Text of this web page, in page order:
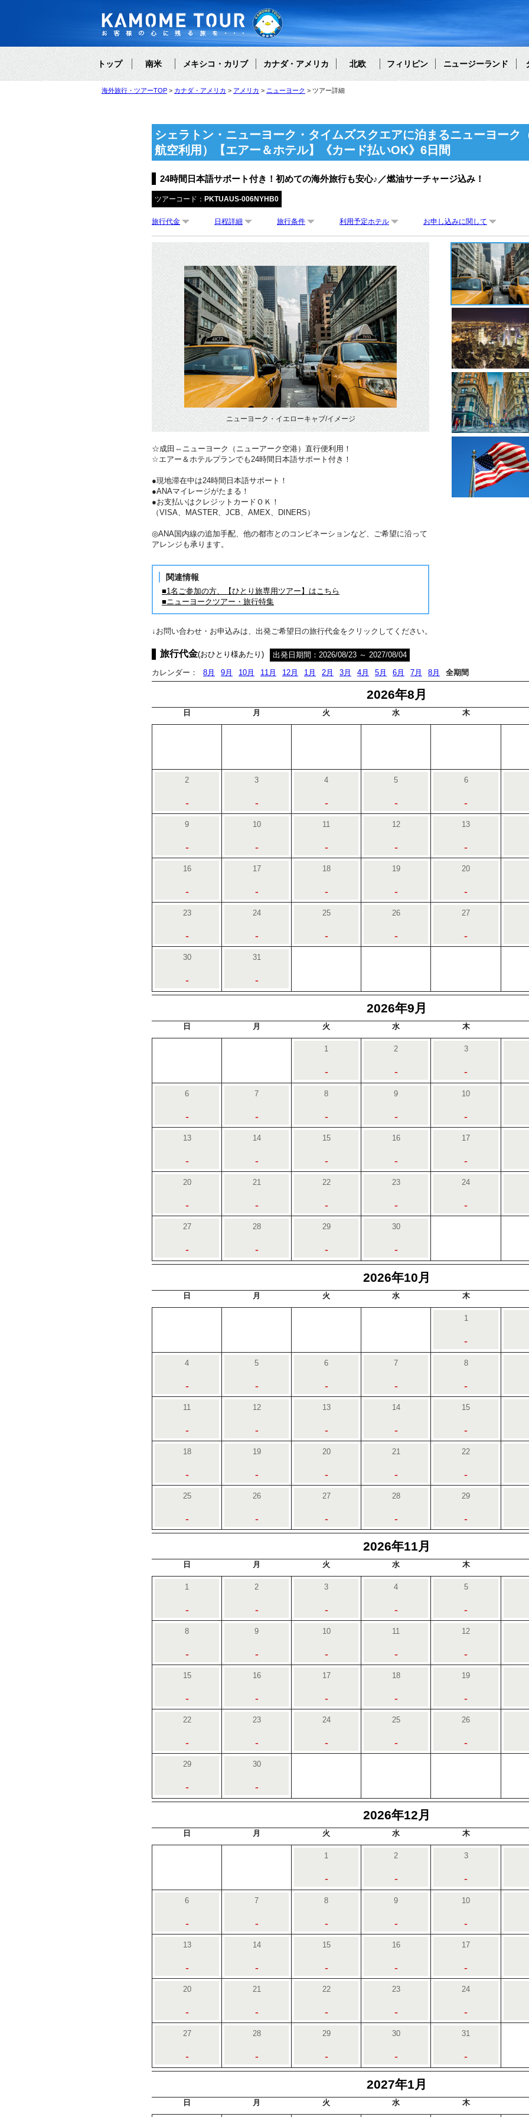
トップ 南米 メキシコ・カリブ カナダ・アメリカ 北欧 フィリピン ニュージーランド
海外旅行・ツアーTOP カナダ・アメリカ アメリカ ニューヨーク ツアー詳細
シェラトン・ニューヨーク・タイムズスクエアに泊まるニューヨーク
航空利用）【エアー＆ホテル】《カード払いOK》6日間
24時間日本語サポート付き！初めての海外旅行も安心♪／燃油サーチャージ込み！
ツアーコード： PKTUAUS-006NYHB0
旅行代金 日程詳細 旅行条件 利用予定ホテル お申し込みに関して
ニューヨーク・イエローキャブ/イメージ
☆成田⇔ニューヨーク（ニューアーク空港）直行便利用！
☆エアー＆ホテルプランでも24時間日本語サポート付き！
●現地滞在中は24時間日本語サポート！
●ANAマイレージがたまる！
●お支払いはクレジットカードＯＫ！
（VISA、MASTER、JCB、AMEX、DINERS）
◎ANA国内線の追加手配、他の都市とのコンビネーションなど、ご希望に沿って
アレンジも承ります。
関連情報
■1名ご参加の方、【ひとり旅専用ツアー】はこちら
■ニューヨークツアー・旅行特集
↓お問い合わせ・お申込みは、出発ご希望日の旅行代金をクリックしてください。
旅行代金(おひとり様あたり)
出発日期間：2026/08/23 ～ 2027/08/04
カレンダー：
8月 9月 10月 11月 12月 1月 2月 3月 4月 5月 6月 7月 8月 全期間
2026年8月
日 月 火 水 木
2
-
3
-
4
-
5
-
6
-
9
-
10
-
11
-
12
-
13
-
16
-
17
-
18
-
19
-
20
-
23
-
24
-
25
-
26
-
27
-
30
-
31
-
2026年9月
日 月 火 水 木
1
-
2
-
3
-
6
-
7
-
8
-
9
-
10
-
13
-
14
-
15
-
16
-
17
-
20
-
21
-
22
-
23
-
24
-
27
-
28
-
29
-
30
-
2026年10月
日 月 火 水 木
1
-
4
-
5
-
6
-
7
-
8
-
11
-
12
-
13
-
14
-
15
-
18
-
19
-
20
-
21
-
22
-
25
-
26
-
27
-
28
-
29
-
2026年11月
日 月 火 水 木
1
-
2
-
3
-
4
-
5
-
8
-
9
-
10
-
11
-
12
-
15
-
16
-
17
-
18
-
19
-
22
-
23
-
24
-
25
-
26
-
29
-
30
-
2026年12月
日 月 火 水 木
1
-
2
-
3
-
6
-
7
-
8
-
9
-
10
-
13
-
14
-
15
-
16
-
17
-
20
-
21
-
22
-
23
-
24
-
27
-
28
-
29
-
30
-
31
-
2027年1月
日 月 火 水 木